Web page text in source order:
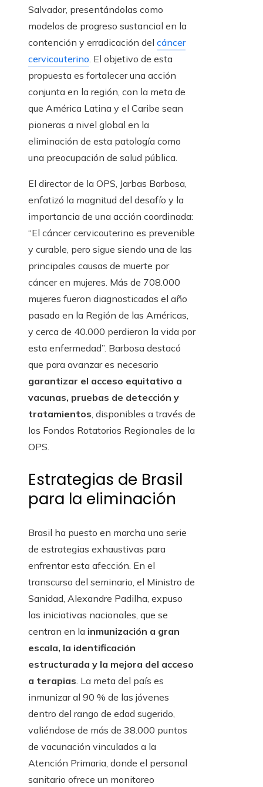
Salvador, presentándolas como
modelos de progreso sustancial en la
contención y erradicación del cáncer
cervicouterino. El objetivo de esta
propuesta es fortalecer una acción
conjunta en la región, con la meta de
que América Latina y el Caribe sean
pioneras a nivel global en la
eliminación de esta patología como
una preocupación de salud pública.
El director de la OPS, Jarbas Barbosa,
enfatizó la magnitud del desafío y la
importancia de una acción coordinada:
“El cáncer cervicouterino es prevenible
y curable, pero sigue siendo una de las
principales causas de muerte por
cáncer en mujeres. Más de 708.000
mujeres fueron diagnosticadas el año
pasado en la Región de las Américas,
y cerca de 40.000 perdieron la vida por
esta enfermedad”. Barbosa destacó
que para avanzar es necesario
garantizar el acceso equitativo a
vacunas, pruebas de detección y
tratamientos, disponibles a través de
los Fondos Rotatorios Regionales de la
OPS.
Estrategias de Brasil
para la eliminación
Brasil ha puesto en marcha una serie
de estrategias exhaustivas para
enfrentar esta afección. En el
transcurso del seminario, el Ministro de
Sanidad, Alexandre Padilha, expuso
las iniciativas nacionales, que se
centran en la inmunización a gran
escala, la identificación
estructurada y la mejora del acceso
a terapias. La meta del país es
inmunizar al 90 % de las jóvenes
dentro del rango de edad sugerido,
valiéndose de más de 38.000 puntos
de vacunación vinculados a la
Atención Primaria, donde el personal
sanitario ofrece un monitoreo